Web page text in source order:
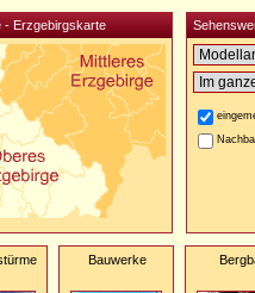
- Erzgebirgskarte
Bauwerke